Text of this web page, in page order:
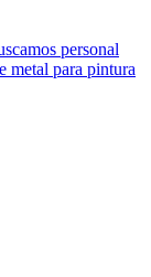
personal
metal para pintura